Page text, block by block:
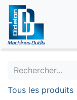
Tous les produits